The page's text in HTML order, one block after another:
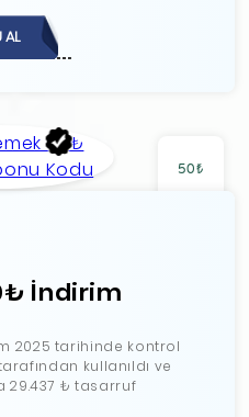
AL
50₺
İndirim
2025 tarihinde kontrol
kullanıldı ve
29.437 ₺ tasarruf